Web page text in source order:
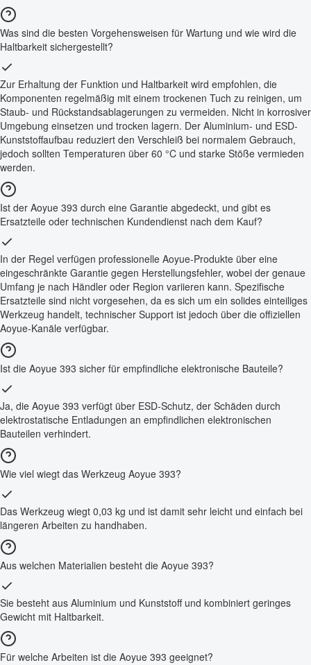
Was sind die besten Vorgehensweisen für Wartung und wie wird die
Haltbarkeit sichergestellt?
Zur Erhaltung der Funktion und Haltbarkeit wird empfohlen, die
Komponenten regelmäßig mit einem trockenen Tuch zu reinigen, um
Staub- und Rückstandsablagerungen zu vermeiden. Nicht in korrosiver
Umgebung einsetzen und trocken lagern. Der Aluminium- und ESD-
Kunststoffaufbau reduziert den Verschleiß bei normalem Gebrauch,
jedoch sollten Temperaturen über 60 °C und starke Stöße vermieden
werden.
Ist der Aoyue 393 durch eine Garantie abgedeckt, und gibt es
Ersatzteile oder technischen Kundendienst nach dem Kauf?
In der Regel verfügen professionelle Aoyue-Produkte über eine
eingeschränkte Garantie gegen Herstellungsfehler, wobei der genaue
Umfang je nach Händler oder Region variieren kann. Spezifische
Ersatzteile sind nicht vorgesehen, da es sich um ein solides einteiliges
Werkzeug handelt, technischer Support ist jedoch über die offiziellen
Aoyue-Kanäle verfügbar.
Ist die Aoyue 393 sicher für empfindliche elektronische Bauteile?
Ja, die Aoyue 393 verfügt über ESD-Schutz, der Schäden durch
elektrostatische Entladungen an empfindlichen elektronischen
Bauteilen verhindert.
Wie viel wiegt das Werkzeug Aoyue 393?
Das Werkzeug wiegt 0,03 kg und ist damit sehr leicht und einfach bei
längeren Arbeiten zu handhaben.
Aus welchen Materialien besteht die Aoyue 393?
Sie besteht aus Aluminium und Kunststoff und kombiniert geringes
Gewicht mit Haltbarkeit.
Für welche Arbeiten ist die Aoyue 393 geeignet?